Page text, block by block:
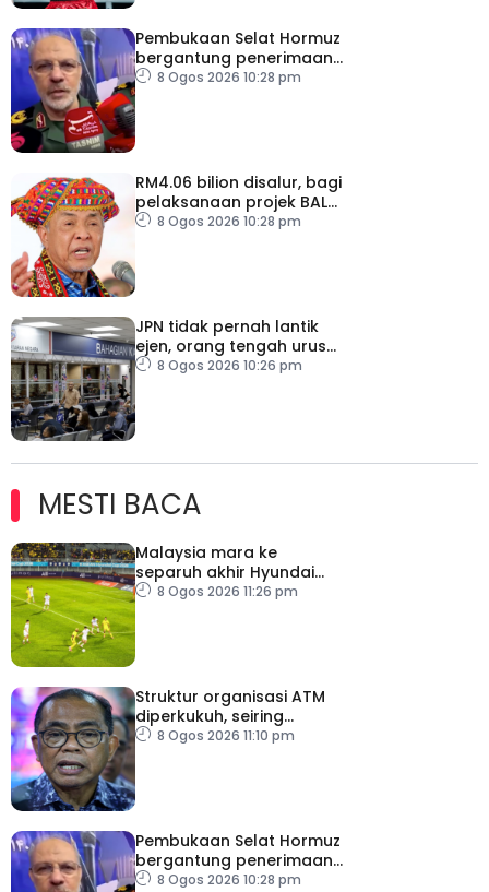
Pembukaan Selat Hormuz
bergantung penerimaan
AS – IRGC
8 Ogos 2026 10:28 pm
RM4.06 bilion disalur, bagi
pelaksanaan projek BALB
di Sabah
8 Ogos 2026 10:28 pm
JPN tidak pernah lantik
ejen, orang tengah urus
dokumentasi
8 Ogos 2026 10:26 pm
MESTI BACA
Malaysia mara ke
separuh akhir Hyundai
ASEAN Cup
8 Ogos 2026 11:26 pm
Struktur organisasi ATM
diperkukuh, seiring
pemodenan aset
8 Ogos 2026 11:10 pm
Pembukaan Selat Hormuz
bergantung penerimaan
AS – IRGC
8 Ogos 2026 10:28 pm